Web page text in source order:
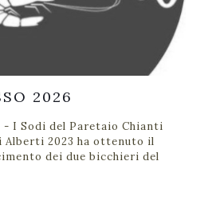
2026
- I Sodi del Paretaio Chianti
Alberti 2023 ha ottenuto il
dei due bicchieri del